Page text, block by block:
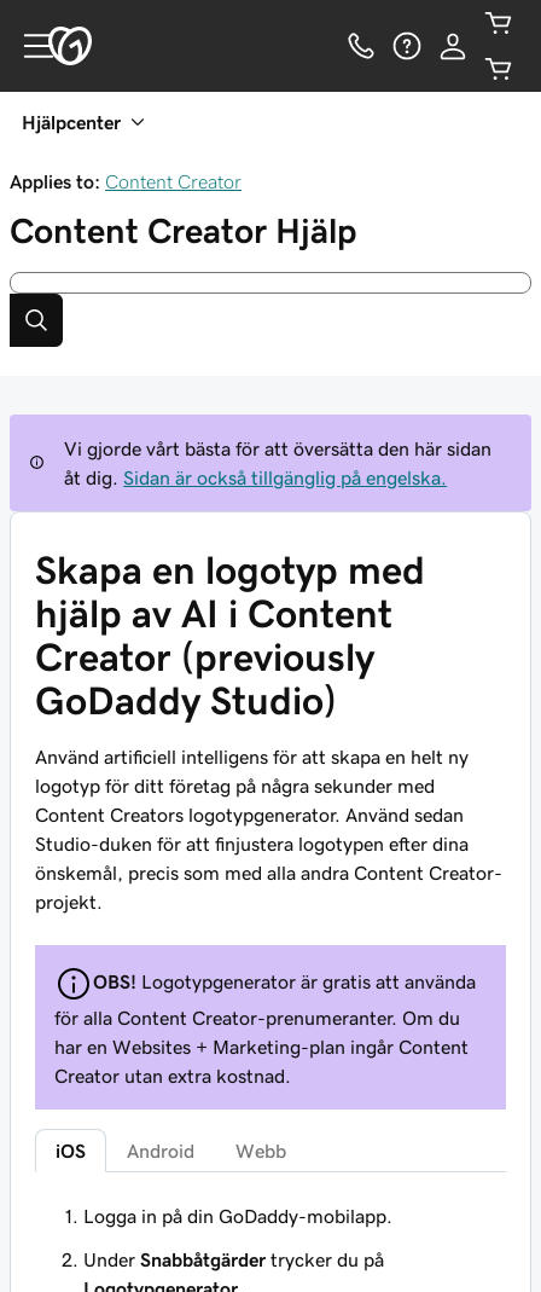
Hjälpcenter
Applies to: Content Creator
Content Creator Hjälp
Vi gjorde vårt bästa för att översätta den här sidan
åt dig.
Sidan är också tillgänglig på engelska.
Skapa en logotyp med
hjälp av AI i Content
Creator (previously
GoDaddy Studio)
Använd artificiell intelligens för att skapa en helt ny
logotyp för ditt företag på några sekunder med
Content Creators logotypgenerator. Använd sedan
Studio-duken för att finjustera logotypen efter dina
önskemål, precis som med alla andra Content Creator-
projekt.
OBS! Logotypgenerator är gratis att använda
för alla Content Creator-prenumeranter. Om du
har en Websites + Marketing-plan ingår Content
Creator utan extra kostnad.
iOS Android Webb
Logga in på din GoDaddy-mobilapp.
Under Snabbåtgärder trycker du på